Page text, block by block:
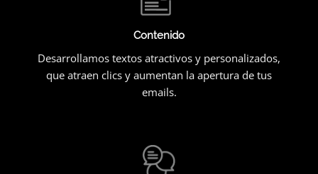
Contenido
Desarrollamos textos atractivos y personalizados,
que atraen clics y aumentan la apertura de tus
emails.